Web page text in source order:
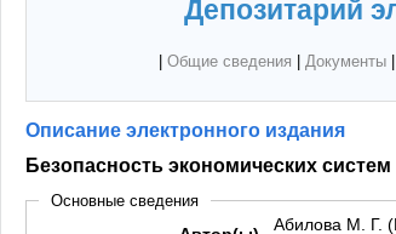
Депозитарий
Общие сведения Документы|
Описание электронного издания
Безопасность экономических систем
Основные сведения
Абилова М. Г.